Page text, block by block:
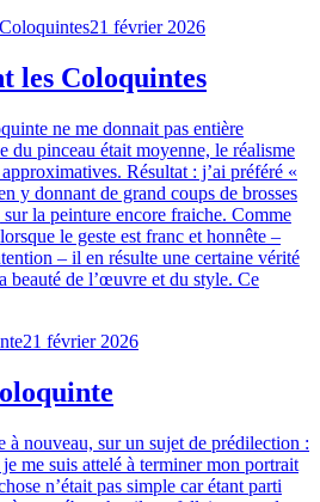
21 février 2026
les Coloquintes
ne me donnait pas entière
du pinceau était moyenne, le réalisme
Résultat : j’ai préféré «
y donnant de grand coups de brosses
la peinture encore fraiche. Comme
le geste est franc et honnête –
– il en résulte une certaine vérité
beauté de l’œuvre et du style. Ce
21 février 2026
à nouveau, sur un sujet de prédilection :
me suis attelé à terminer mon portrait
n’était pas simple car étant parti